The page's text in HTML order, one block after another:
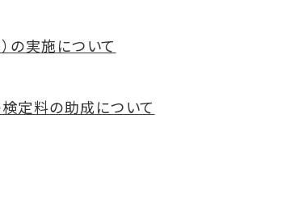
の実施について
検定料の助成について